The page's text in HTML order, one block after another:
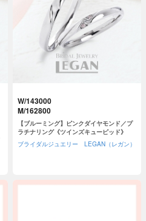
W/143000
M/162800
【ブルーミング】ピンクダイヤモンド／プ
ラチナリング《ツインズキューピッド》
ブライダルジュエリー LEGAN（レガン）